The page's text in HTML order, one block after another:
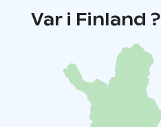
Var i Finland ?